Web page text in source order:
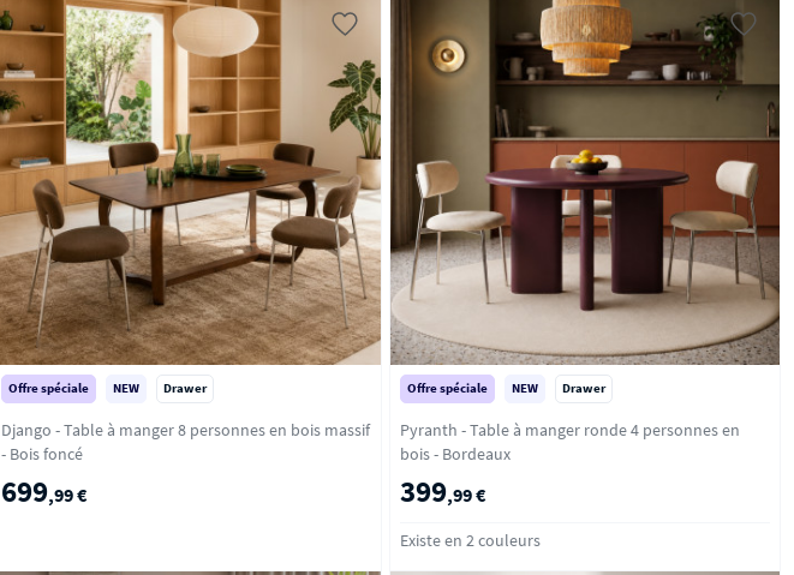
Offre spéciale NEW Drawer
Django - Table à manger 8 personnes en bois massif
- Bois foncé
699,99 €
Offre spéciale NEW Drawer
Pyranth - Table à manger ronde 4 personnes en
bois - Bordeaux
399,99 €
Existe en 2 couleurs